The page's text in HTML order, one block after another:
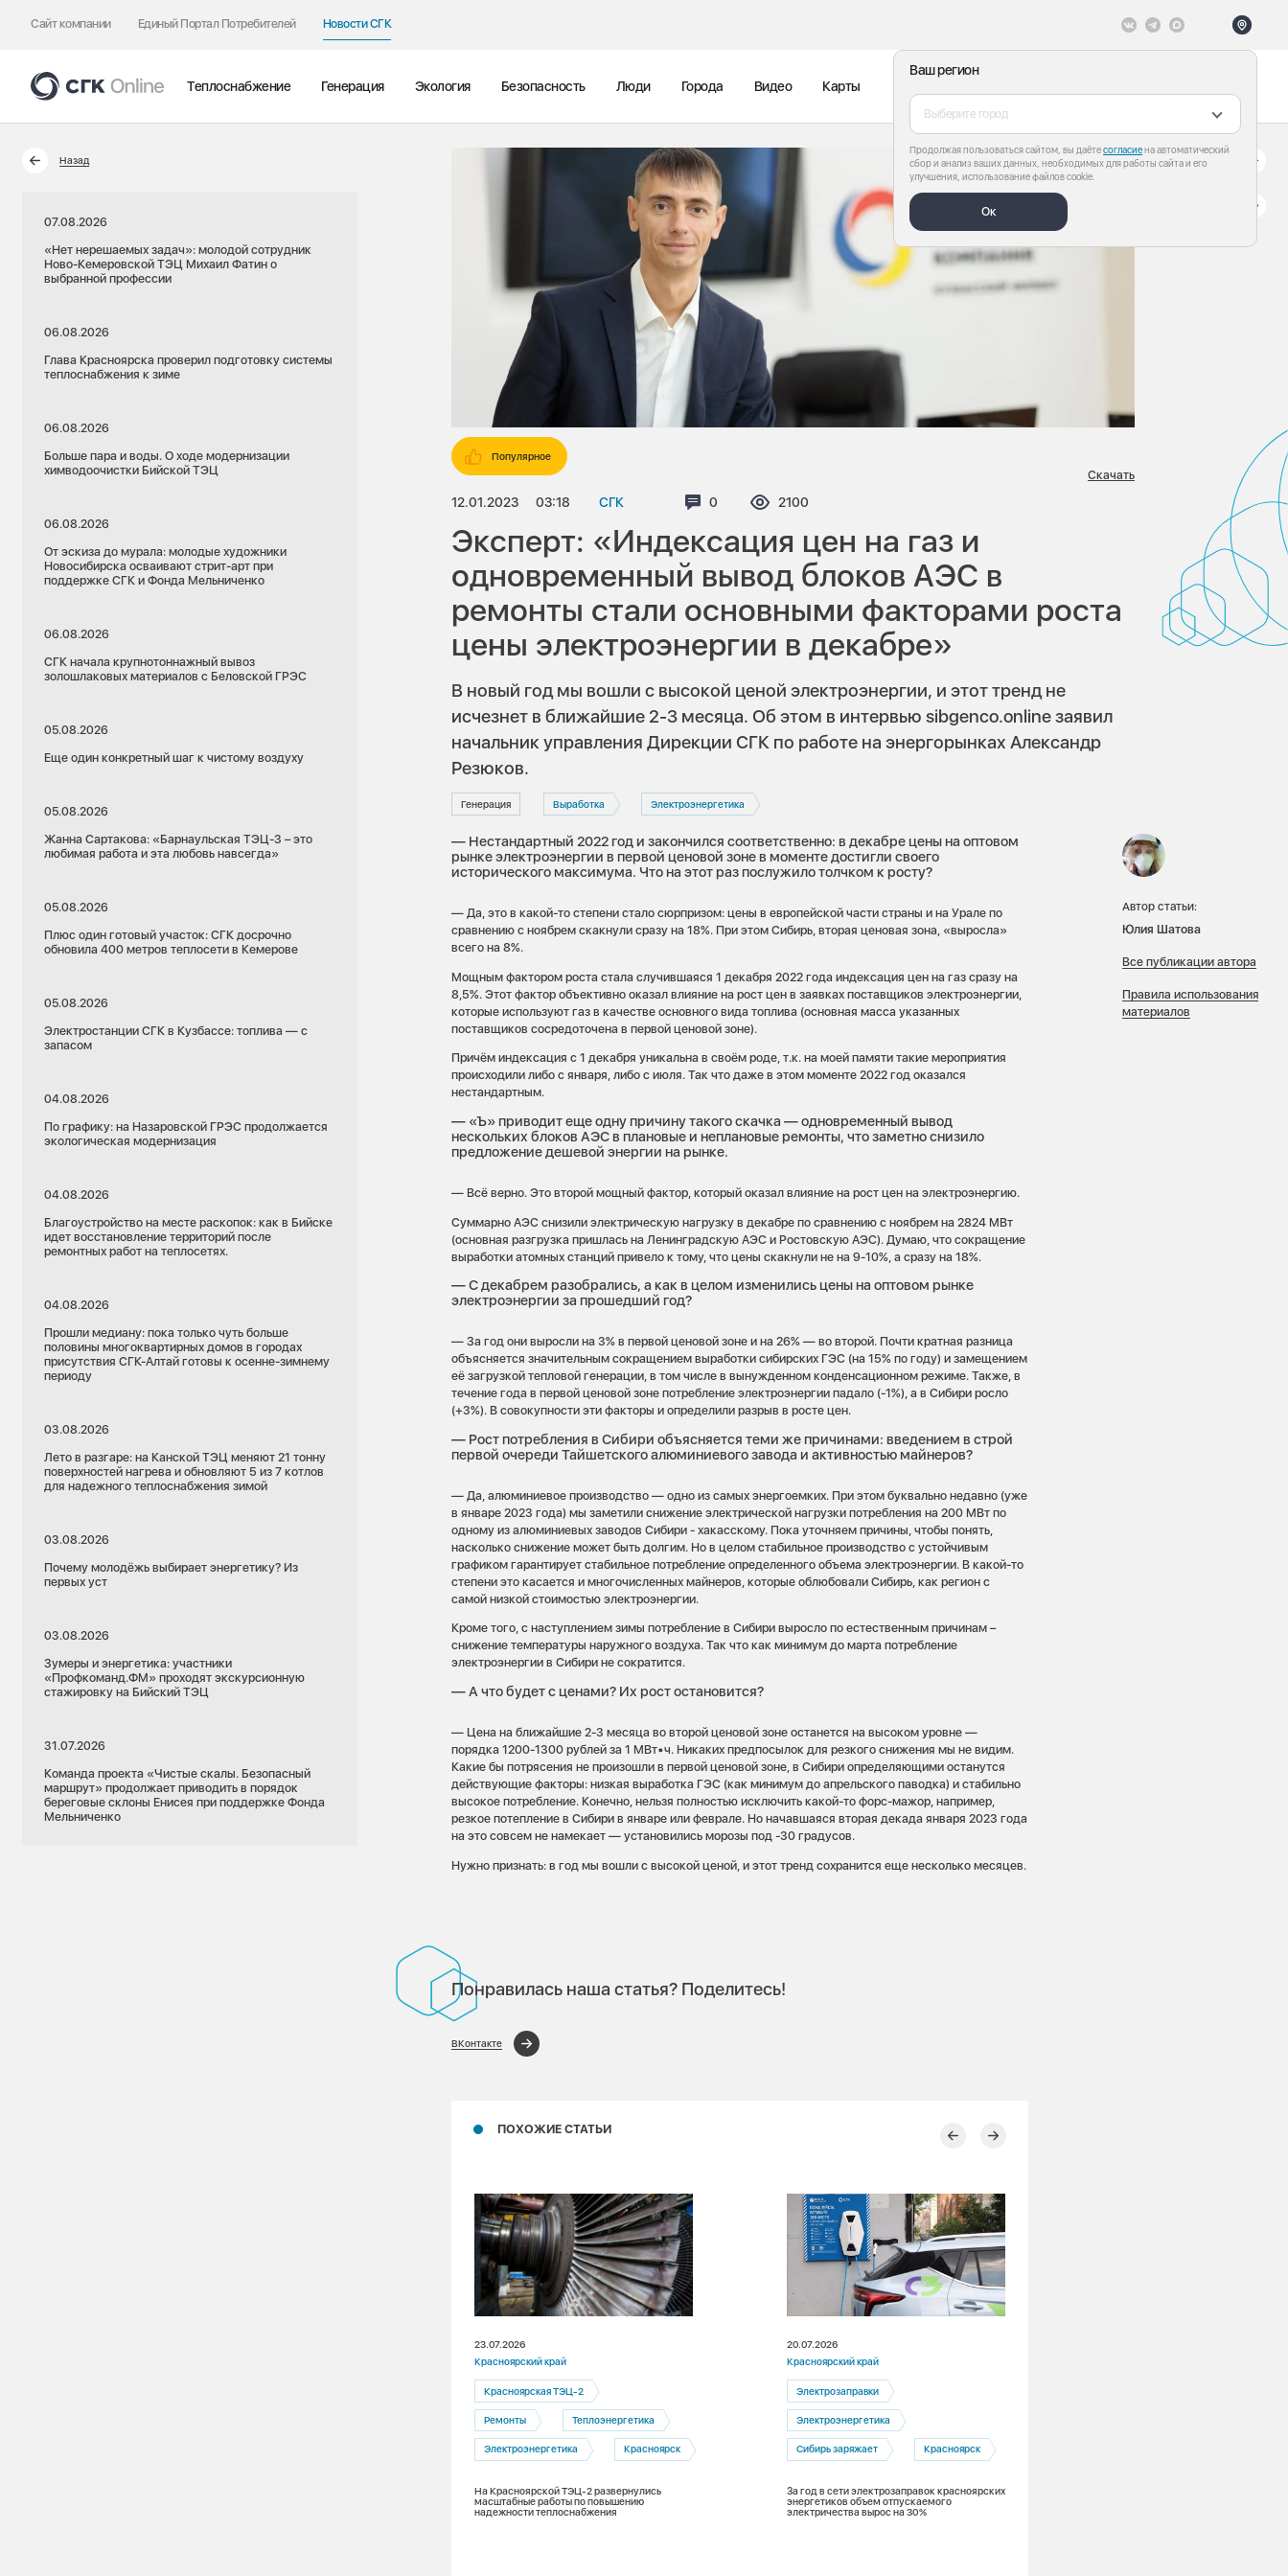
Сайт компании Единый Портал Потребителей Новости СГК
Ваш регион
Выберите город
Продолжая пользоваться сайтом, вы даётесогласиена автоматический
сбор и анализ ваших данных, необходимых для работы сайта и его
улучшения, использование файлов cookie.
Ок
Теплоснабжение Генерация Экология Безопасность Люди Города Видео Карты
Назад
07.08.2026
«Нет нерешаемых задач»: молодой сотрудник
Ново-Кемеровской ТЭЦ Михаил Фатин о
выбранной профессии
06.08.2026
Глава Красноярска проверил подготовку системы
теплоснабжения к зиме
06.08.2026
Больше пара и воды. О ходе модернизации
химводоочистки Бийской ТЭЦ
06.08.2026
От эскиза до мурала: молодые художники
Новосибирска осваивают стрит-арт при
поддержке СГК и Фонда Мельниченко
06.08.2026
СГК начала крупнотоннажный вывоз
золошлаковых материалов с Беловской ГРЭС
05.08.2026
Еще один конкретный шаг к чистому воздуху
05.08.2026
Жанна Сартакова: «Барнаульская ТЭЦ-3 – это
любимая работа и эта любовь навсегда»
05.08.2026
Плюс один готовый участок: СГК досрочно
обновила 400 метров теплосети в Кемерове
05.08.2026
Электростанции СГК в Кузбассе: топлива — с
запасом
04.08.2026
По графику: на Назаровской ГРЭС продолжается
экологическая модернизация
04.08.2026
Благоустройство на месте раскопок: как в Бийске
идет восстановление территорий после
ремонтных работ на теплосетях.
04.08.2026
Прошли медиану: пока только чуть больше
половины многоквартирных домов в городах
присутствия СГК-Алтай готовы к осенне-зимнему
периоду
03.08.2026
Лето в разгаре: на Канской ТЭЦ меняют 21 тонну
поверхностей нагрева и обновляют 5 из 7 котлов
для надежного теплоснабжения зимой
03.08.2026
Почему молодёжь выбирает энергетику? Из
первых уст
03.08.2026
Зумеры и энергетика: участники
«Профкоманд.ФМ» проходят экскурсионную
стажировку на Бийский ТЭЦ
31.07.2026
Команда проекта «Чистые скалы. Безопасный
маршрут» продолжает приводить в порядок
береговые склоны Енисея при поддержке Фонда
Мельниченко
Популярное
12.01.2023 03:18 СГК Комментариев:
0 Просмотров:
2100
Скачать
Эксперт: «Индексация цен на газ и
одновременный вывод блоков АЭС в
ремонты стали основными факторами роста
цены электроэнергии в декабре»
В новый год мы вошли с высокой ценой электроэнергии, и этот тренд не
исчезнет в ближайшие 2-3 месяца. Об этом в интервью sibgenco.online заявил
начальник управления Дирекции СГК по работе на энергорынках Александр
Резюков.
Генерация Выработка Электроэнергетика
— Нестандартный 2022 год и закончился соответственно: в декабре цены на оптовом
рынке электроэнергии в первой ценовой зоне в моменте достигли своего
исторического максимума. Что на этот раз послужило толчком к росту?
— Да, это в какой-то степени стало сюрпризом: цены в европейской части страны и на Урале по
сравнению с ноябрем скакнули сразу на 18%. При этом Сибирь, вторая ценовая зона, «выросла»
всего на 8%.
Мощным фактором роста стала случившаяся 1 декабря 2022 года индексация цен на газ сразу на
8,5%. Этот фактор объективно оказал влияние на рост цен в заявках поставщиков электроэнергии,
которые используют газ в качестве основного вида топлива (основная масса указанных
поставщиков сосредоточена в первой ценовой зоне).
Причём индексация с 1 декабря уникальна в своём роде, т.к. на моей памяти такие мероприятия
происходили либо с января, либо с июля. Так что даже в этом моменте 2022 год оказался
нестандартным.
— «Ъ» приводит еще одну причину такого скачка — одновременный вывод
нескольких блоков АЭС в плановые и неплановые ремонты, что заметно снизило
предложение дешевой энергии на рынке.
— Всё верно. Это второй мощный фактор, который оказал влияние на рост цен на электроэнергию.
Суммарно АЭС снизили электрическую нагрузку в декабре по сравнению с ноябрем на 2824 МВт
(основная разгрузка пришлась на Ленинградскую АЭС и Ростовскую АЭС). Думаю, что сокращение
выработки атомных станций привело к тому, что цены скакнули не на 9-10%, а сразу на 18%.
— С декабрем разобрались, а как в целом изменились цены на оптовом рынке
электроэнергии за прошедший год?
— За год они выросли на 3% в первой ценовой зоне и на 26% — во второй. Почти кратная разница
объясняется значительным сокращением выработки сибирских ГЭС (на 15% по году) и замещением
её загрузкой тепловой генерации, в том числе в вынужденном конденсационном режиме. Также, в
течение года в первой ценовой зоне потребление электроэнергии падало (-1%), а в Сибири росло
(+3%). В совокупности эти факторы и определили разрыв в росте цен.
— Рост потребления в Сибири объясняется теми же причинами: введением в строй
первой очереди Тайшетского алюминиевого завода и активностью майнеров?
— Да, алюминиевое производство — одно из самых энергоемких. При этом буквально недавно (уже
в январе 2023 года) мы заметили снижение электрической нагрузки потребления на 200 МВт по
одному из алюминиевых заводов Сибири - хакасскому. Пока уточняем причины, чтобы понять,
насколько снижение может быть долгим. Но в целом стабильное производство с устойчивым
графиком гарантирует стабильное потребление определенного объема электроэнергии. В какой-то
степени это касается и многочисленных майнеров, которые облюбовали Сибирь, как регион с
самой низкой стоимостью электроэнергии.
Кроме того, с наступлением зимы потребление в Сибири выросло по естественным причинам –
снижение температуры наружного воздуха. Так что как минимум до марта потребление
электроэнергии в Сибири не сократится.
— А что будет с ценами? Их рост остановится?
— Цена на ближайшие 2-3 месяца во второй ценовой зоне останется на высоком уровне —
порядка 1200-1300 рублей за 1 МВт•ч. Никаких предпосылок для резкого снижения мы не видим.
Какие бы потрясения не произошли в первой ценовой зоне, в Сибири определяющими останутся
действующие факторы: низкая выработка ГЭС (как минимум до апрельского паводка) и стабильно
высокое потребление. Конечно, нельзя полностью исключить какой-то форс-мажор, например,
резкое потепление в Сибири в январе или феврале. Но начавшаяся вторая декада января 2023 года
на это совсем не намекает — установились морозы под -30 градусов.
Нужно признать: в год мы вошли с высокой ценой, и этот тренд сохранится еще несколько месяцев.
Понравилась наша статья? Поделитесь!
ВКонтакте
ПОХОЖИЕ СТАТЬИ
23.07.2026
Красноярский край
Красноярская ТЭЦ-2
Ремонты Теплоэнергетика
Электроэнергетика Красноярск
На Красноярской ТЭЦ-2 развернулись
масштабные работы по повышению
надежности теплоснабжения
20.07.2026
Красноярский край
Электрозаправки
Электроэнергетика
Сибирь заряжает Красноярск
За год в сети электрозаправок красноярских
энергетиков объем отпускаемого
электричества вырос на 30%
Автор статьи:
Юлия Шатова
Все публикации автора
Правила использования
материалов